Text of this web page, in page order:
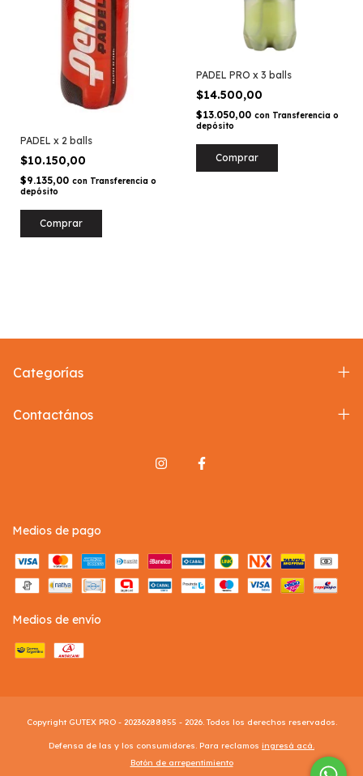
PADEL x 2 balls
$10.150,00
$9.135,00 con Transferencia o
depósito
PADEL PRO x 3 balls
$14.500,00
$13.050,00 con Transferencia o
depósito
Categorías
Contactános
Medios de pago
Medios de envío
Copyright GUTEX PRO - 20236288855 - 2026. Todos los derechos reservados.
Defensa de las y los consumidores. Para reclamos ingresá acá.
Botón de arrepentimiento